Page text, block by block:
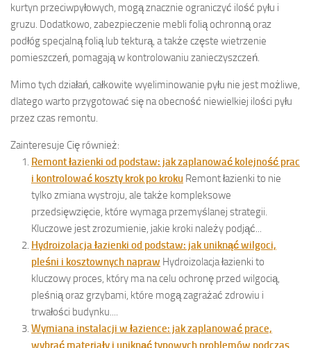
kurtyn przeciwpyłowych, mogą znacznie ograniczyć ilość pyłu i
gruzu. Dodatkowo, zabezpieczenie mebli folią ochronną oraz
podłóg specjalną folią lub tekturą, a także częste wietrzenie
pomieszczeń, pomagają w kontrolowaniu zanieczyszczeń.
Mimo tych działań, całkowite wyeliminowanie pyłu nie jest możliwe,
dlatego warto przygotować się na obecność niewielkiej ilości pyłu
przez czas remontu.
Zainteresuje Cię również:
Remont łazienki od podstaw: jak zaplanować kolejność prac
i kontrolować koszty krok po kroku Remont łazienki to nie
tylko zmiana wystroju, ale także kompleksowe
przedsięwzięcie, które wymaga przemyślanej strategii.
Kluczowe jest zrozumienie, jakie kroki należy podjąć...
Hydroizolacja łazienki od podstaw: jak uniknąć wilgoci,
pleśni i kosztownych napraw Hydroizolacja łazienki to
kluczowy proces, który ma na celu ochronę przed wilgocią,
pleśnią oraz grzybami, które mogą zagrażać zdrowiu i
trwałości budynku....
Wymiana instalacji w łazience: jak zaplanować prace,
wybrać materiały i uniknąć typowych problemów podczas